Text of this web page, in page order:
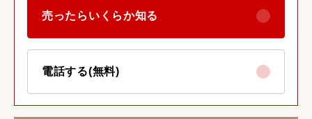
売ったらいくらか知る
電話する(無料)